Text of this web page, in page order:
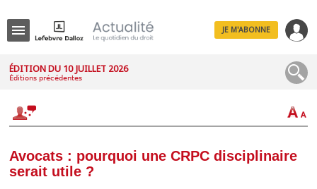
JE M'ABONNE
ÉDITION DU 10 JUILLET 2026
Éditions précédentes
Avocats : pourquoi une CRPC disciplinaire
serait utile ?